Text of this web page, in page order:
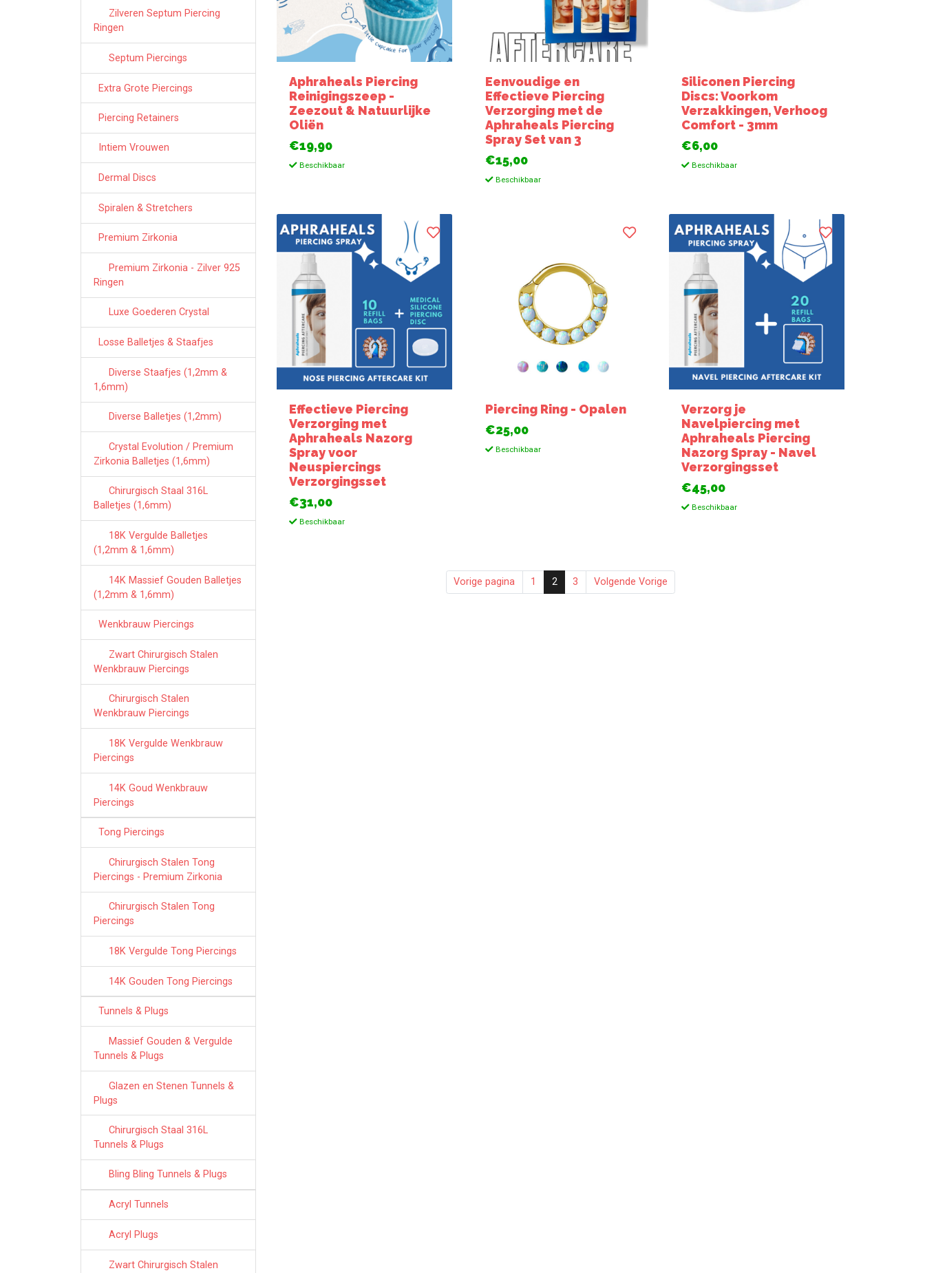
Zilveren Septum Piercing
Ringen
Septum Piercings
Extra Grote Piercings
Piercing Retainers
Intiem Vrouwen
Dermal Discs
Spiralen & Stretchers
Premium Zirkonia
Premium Zirkonia - Zilver 925
Ringen
Luxe Goederen Crystal
Losse Balletjes & Staafjes
Diverse Staafjes (1,2mm &
1,6mm)
Diverse Balletjes (1,2mm)
Crystal Evolution / Premium
Zirkonia Balletjes (1,6mm)
Chirurgisch Staal 316L
Balletjes (1,6mm)
18K Vergulde Balletjes
(1,2mm & 1,6mm)
14K Massief Gouden Balletjes
(1,2mm & 1,6mm)
Wenkbrauw Piercings
Zwart Chirurgisch Stalen
Wenkbrauw Piercings
Chirurgisch Stalen
Wenkbrauw Piercings
18K Vergulde Wenkbrauw
Piercings
14K Goud Wenkbrauw
Piercings
Tong Piercings
Chirurgisch Stalen Tong
Piercings - Premium Zirkonia
Chirurgisch Stalen Tong
Piercings
18K Vergulde Tong Piercings
14K Gouden Tong Piercings
Tunnels & Plugs
Massief Gouden & Vergulde
Tunnels & Plugs
Glazen en Stenen Tunnels &
Plugs
Chirurgisch Staal 316L
Tunnels & Plugs
Bling Bling Tunnels & Plugs
Acryl Tunnels
Acryl Plugs
Zwart Chirurgisch Stalen
Aphraheals Piercing
Reinigingszeep -
Zeezout & Natuurlijke
Oliën
€19,90
Beschikbaar
Eenvoudige en
Effectieve Piercing
Verzorging met de
Aphraheals Piercing
Spray Set van 3
€15,00
Beschikbaar
Siliconen Piercing
Discs: Voorkom
Verzakkingen, Verhoog
Comfort - 3mm
€6,00
Beschikbaar
Effectieve Piercing
Verzorging met
Aphraheals Nazorg
Spray voor
Neuspiercings
Verzorgingsset
€31,00
Beschikbaar
Piercing Ring - Opalen
€25,00
Beschikbaar
Verzorg je
Navelpiercing met
Aphraheals Piercing
Nazorg Spray - Navel
Verzorgingsset
€45,00
Beschikbaar
Vorige pagina 1 2 3 Volgende Vorige